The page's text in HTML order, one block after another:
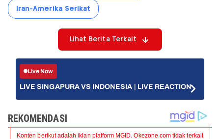
Iran-Amerika Serikat
Lihat Berita Terkait
Live Now
LIVE SINGAPURA VS INDONESIA | LIVE REACTION